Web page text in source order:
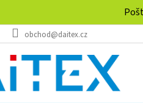
obchod@daitex.cz